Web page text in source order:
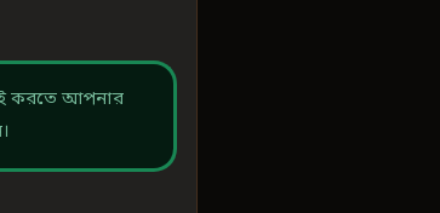
করতে আপনার